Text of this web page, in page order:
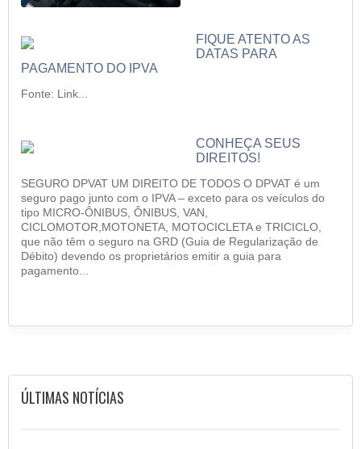
FIQUE ATENTO AS
DATAS PARA
PAGAMENTO DO IPVA
Fonte: Link...
CONHEÇA SEUS
DIREITOS!
SEGURO DPVAT UM DIREITO DE TODOS O DPVAT é um
seguro pago junto com o IPVA – exceto para os veículos do
tipo MICRO-ÔNIBUS, ÔNIBUS, VAN,
CICLOMOTOR,MOTONETA, MOTOCICLETA e TRICICLO,
que não têm o seguro na GRD (Guia de Regularização de
Débito) devendo os proprietários emitir a guia para
pagamento...
ÚLTIMAS NOTÍCIAS